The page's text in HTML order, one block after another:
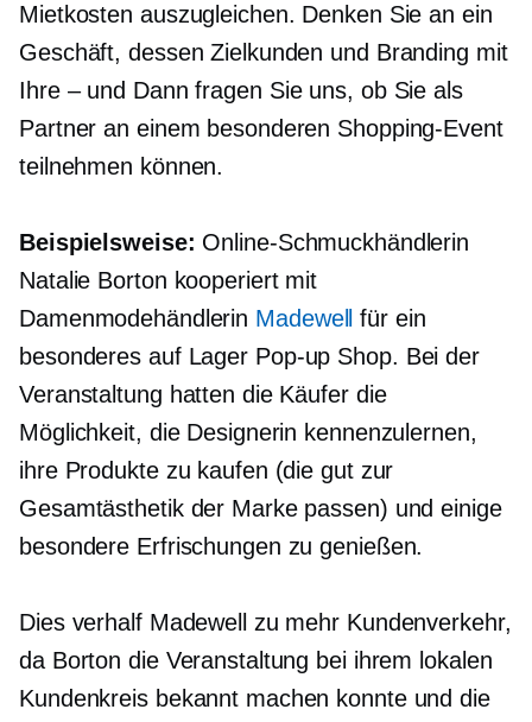
Mietkosten auszugleichen. Denken Sie an ein
Geschäft, dessen Zielkunden und Branding mit
Ihre – und Dann fragen Sie uns, ob Sie als
Partner an einem besonderen Shopping-Event
teilnehmen können.
Beispielsweise: Online-Schmuckhändlerin
Natalie Borton kooperiert mit
Damenmodehändlerin Madewell für ein
besonderes auf Lager Pop-up Shop. Bei der
Veranstaltung hatten die Käufer die
Möglichkeit, die Designerin kennenzulernen,
ihre Produkte zu kaufen (die gut zur
Gesamtästhetik der Marke passen) und einige
besondere Erfrischungen zu genießen.
Dies verhalf Madewell zu mehr Kundenverkehr,
da Borton die Veranstaltung bei ihrem lokalen
Kundenkreis bekannt machen konnte und die